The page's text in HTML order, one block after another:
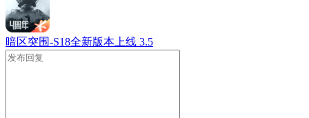
暗区突围-S18全新版本上线 3.5